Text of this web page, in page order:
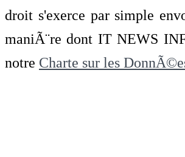
droit s'exerce par simple
maniÃ¨re dont IT NEWS
notre Charte sur les